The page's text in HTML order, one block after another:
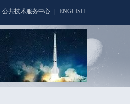
公共技术服务中心 ENGLISH